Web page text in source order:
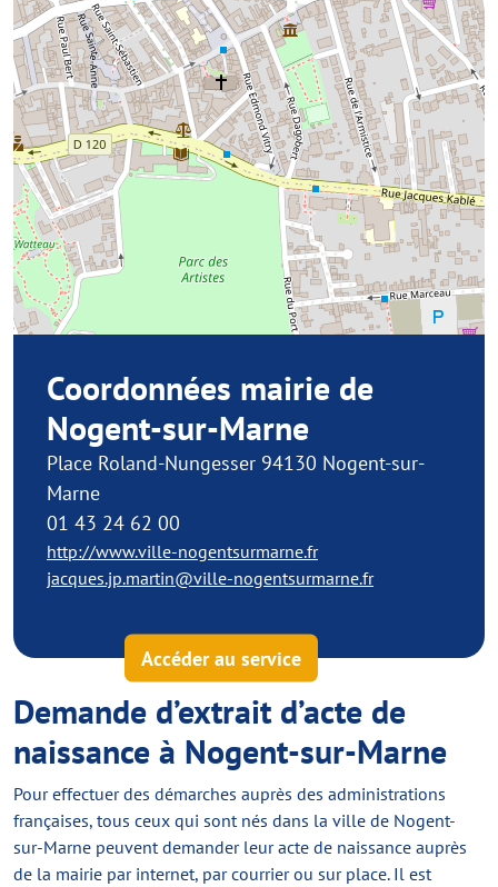
Coordonnées mairie de
Nogent-sur-Marne
Place Roland-Nungesser 94130 Nogent-sur-
Marne
01 43 24 62 00
http://www.ville-nogentsurmarne.fr
jacques.jp.martin@ville-nogentsurmarne.fr
Accéder au service
Demande d’extrait d’acte de
naissance à Nogent-sur-Marne
Pour effectuer des démarches auprès des administrations
françaises, tous ceux qui sont nés dans la ville de Nogent-
sur-Marne peuvent demander leur acte de naissance auprès
de la mairie par internet, par courrier ou sur place. Il est